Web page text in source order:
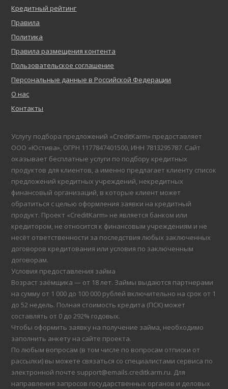
Кредитный рейтинг
Правила
Политика
Правила размещения контента
Пользовательское соглашение
Персональные данные в Российской Федерации
О нас
Контакты
Услугу подбора предложений «CreditKarm» предоставляет
ООО «Юстива», ОГРН 1177847401500, ИНН 7813295787. Сайт
оказывает бесплатные услуги по подбору кредитных
продуктов для клиентов, а именно предлагает клиенту список
предложений кредитных учреждений, некредитных
финансовый организаций, в которые клиент может
обратиться с целью оформления заявки на кредитный
продукт. Проект «CreditKarm» не является банком или
кредитором, не относится к финансовым учреждениям и не
несёт ответственности за последствия любых заключенных
договоров кредитования или условия по заключенным
договорам.
Условия предоставления займа
Возраст заёмщика — от 18 лет. Займы выдаются партнерами
на сумму от 1 000 до 100 000 рублей включительно на срок от 1
до 52 недель. Полная стоимость кредита (ПСК) может
составлять от 0 до 292% годовых.
Чтобы оформить заявку на получение займа, необходимо
заполнить анкету на сайте проекта.
По любым вопросам (в том числе по вопросам отписки от
рассылки) вы можете связаться со специалистами сервиса по
электронной почте support@emails.creditkarm.ru. Для
направления запросов государственных органов и деловых